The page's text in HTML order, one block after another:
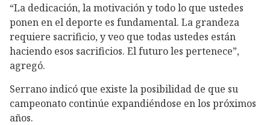
“La dedicación, la motivación y todo lo que ustedes
ponen en el deporte es fundamental. La grandeza
requiere sacrificio, y veo que todas ustedes están
haciendo esos sacrificios. El futuro les pertenece”,
agregó.
Serrano indicó que existe la posibilidad de que su
campeonato continúe expandiéndose en los próximos
años.